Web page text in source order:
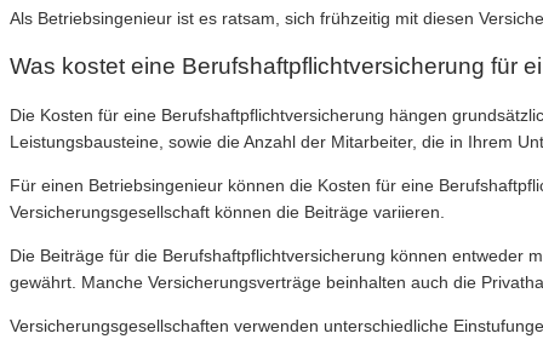
Als Betriebsingenieur ist es ratsam, sich frühzeitig mit diesen
Was kostet eine Berufshaftpflichtversicherung für
Die Kosten für eine Berufshaftpflichtversicherung hängen
Leistungsbausteine, sowie die Anzahl der Mitarbeiter, die in Ihrem
Für einen Betriebsingenieur können die Kosten für eine
Versicherungsgesellschaft können die Beiträge variieren.
Die Beiträge für die Berufshaftpflichtversicherung können entweder
gewährt. Manche Versicherungsverträge beinhalten auch die
Versicherungsgesellschaften verwenden unterschiedliche